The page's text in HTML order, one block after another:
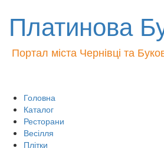
Платинова
Портал міста Чернівці та
Головна
Каталог
Ресторани
Весілля
Плітки